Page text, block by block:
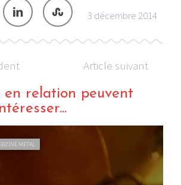
3 décembre 2014
Article suivant
en relation peuvent
METAL